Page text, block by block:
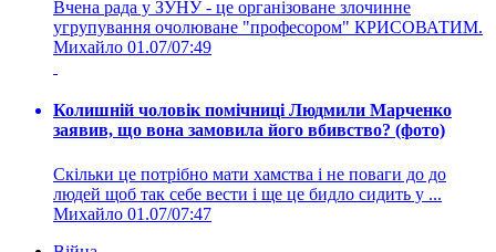
Вчена рада у ЗУНУ - це організоване злочинне
угрупування очолюване "професором" КРИСОВАТИМ.
Михайло 01.07/07:49
Колишній чоловік помічниці Людмили Марченко
заявив, що вона замовила його вбивство? (фото)
Скільки це потрібно мати хамства і не поваги до до
людей щоб так себе вести і ще це бидло сидить у ...
Михайло 01.07/07:47